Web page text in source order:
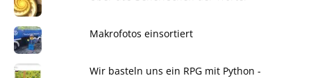
Makrofotos einsortiert
Wir basteln uns ein RPG mit Python -